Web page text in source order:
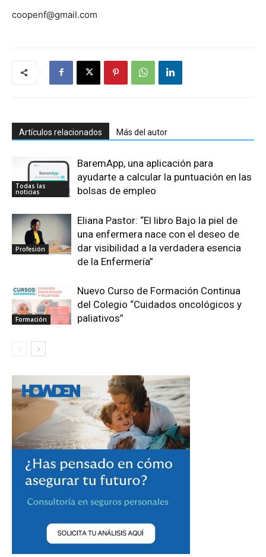
coopenf@gmail.com
Artículos relacionados Más del autor
Todas las
noticias
BaremApp, una aplicación para
ayudarte a calcular la puntuación en las
bolsas de empleo
Profesión
Eliana Pastor: “El libro Bajo la piel de
una enfermera nace con el deseo de
dar visibilidad a la verdadera esencia
de la Enfermería”
Formación
Nuevo Curso de Formación Continua
del Colegio “Cuidados oncológicos y
paliativos”